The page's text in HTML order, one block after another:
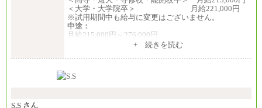
＜大学・大学院卒＞ 月給221,000円
※試用期間中も給与に変更はございません。
中途：
月給215,000円～276,000円
※当社規定による月給制+ 続きを読む
S.S さん